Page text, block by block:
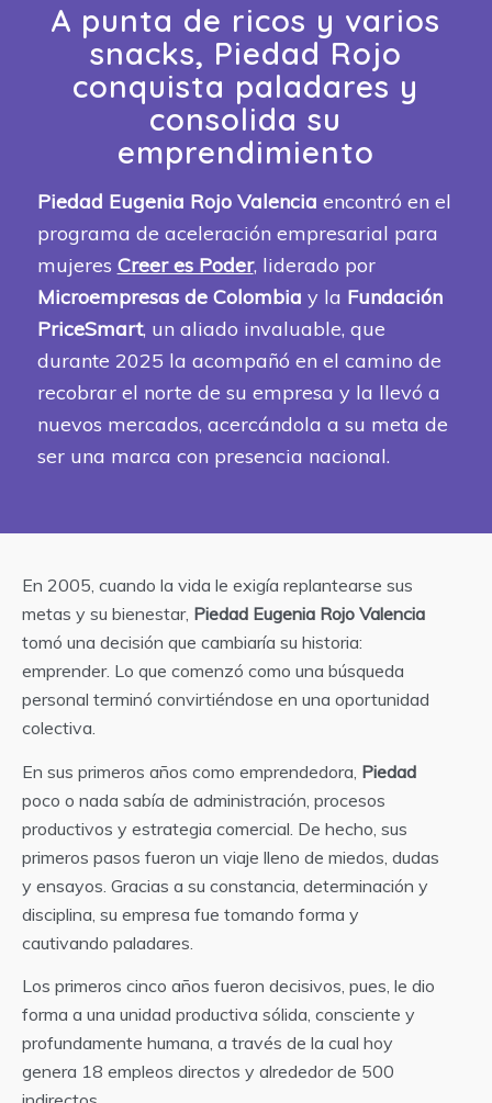
A punta de ricos y varios
snacks, Piedad Rojo
conquista paladares y
consolida su
emprendimiento
Piedad Eugenia Rojo Valencia encontró en el
programa de aceleración empresarial para
mujeres Creer es Poder, liderado por
Microempresas de Colombia y la Fundación
PriceSmart, un aliado invaluable, que
durante 2025 la acompañó en el camino de
recobrar el norte de su empresa y la llevó a
nuevos mercados, acercándola a su meta de
ser una marca con presencia nacional.
En 2005, cuando la vida le exigía replantearse sus
metas y su bienestar, Piedad Eugenia Rojo Valencia
tomó una decisión que cambiaría su historia:
emprender. Lo que comenzó como una búsqueda
personal terminó convirtiéndose en una oportunidad
colectiva.
En sus primeros años como emprendedora, Piedad
poco o nada sabía de administración, procesos
productivos y estrategia comercial. De hecho, sus
primeros pasos fueron un viaje lleno de miedos, dudas
y ensayos. Gracias a su constancia, determinación y
disciplina, su empresa fue tomando forma y
cautivando paladares.
Los primeros cinco años fueron decisivos, pues, le dio
forma a una unidad productiva sólida, consciente y
profundamente humana, a través de la cual hoy
genera 18 empleos directos y alrededor de 500